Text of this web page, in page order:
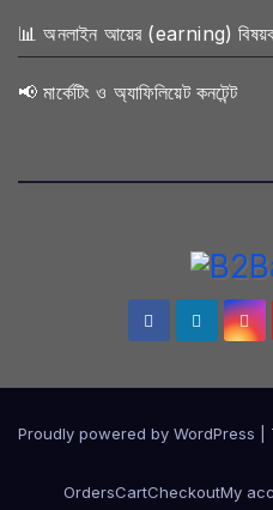
📊 অনলাইন আয়ের (earning)
📢 মার্কেটিং ও অ্যাফিলিয়েট কনটেন্ট
Proudly powered by WordPress
OrdersCartCheckoutMy